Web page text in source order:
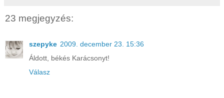
23 megjegyzés:
szepyke 2009. december 23. 15:36
Áldott, békés Karácsonyt!
Válasz